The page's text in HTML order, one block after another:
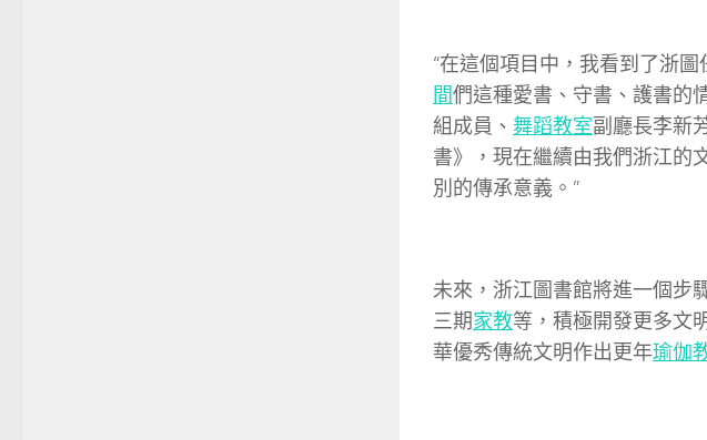
“在這個項目中，我看到了浙
間們這種愛書、守書、護書的
組成員、 舞蹈教室副廳長李新
書》，現在繼續由我們浙江的
別的傳承意義。”
未來，浙江圖書館將進一個步
三期家教等，積極開發更多文
華優秀傳統文明作出更年瑜伽